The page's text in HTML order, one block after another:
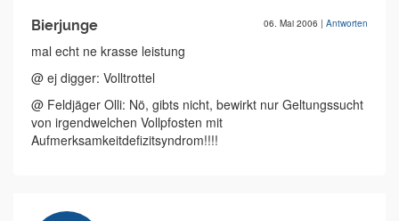
Bierjunge 06. Mai 2006 | Antworten
mal echt ne krasse leistung
@ ej digger: Volltrottel
@ Feldjäger Olli: Nö, gibts nicht, bewirkt nur Geltungssucht
von irgendwelchen Vollpfosten mit
Aufmerksamkeitdefizitsyndrom!!!!